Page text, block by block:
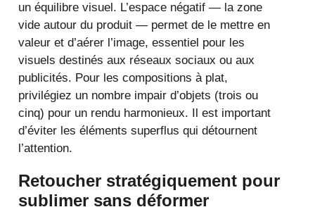
un équilibre visuel. L’espace négatif — la zone
vide autour du produit — permet de le mettre en
valeur et d’aérer l’image, essentiel pour les
visuels destinés aux réseaux sociaux ou aux
publicités. Pour les compositions à plat,
privilégiez un nombre impair d’objets (trois ou
cinq) pour un rendu harmonieux. Il est important
d’éviter les éléments superflus qui détournent
l’attention.
Retoucher stratégiquement pour
sublimer sans déformer